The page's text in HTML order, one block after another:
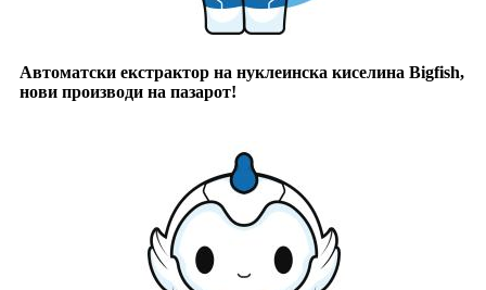
Автоматски екстрактор на нуклеинска киселина Bigfish,
нови производи на пазарот!